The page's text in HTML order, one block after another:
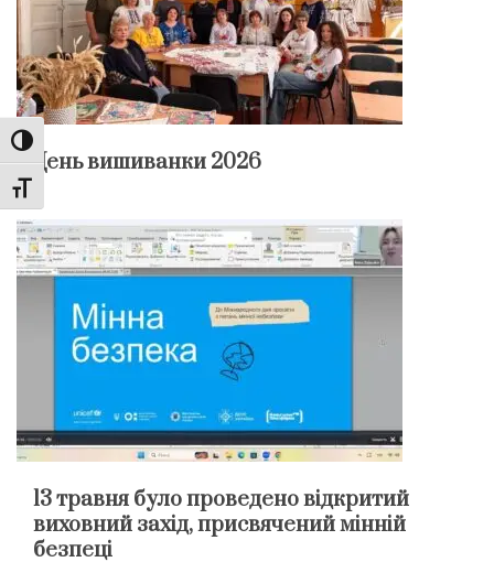
Toggle High Contrast
Toggle Font size
День вишиванки 2026
13 травня було проведено відкритий
виховний захід, присвячений мінній
безпеці